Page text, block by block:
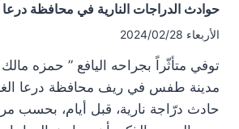
حوادث الدراجات النارية في محافظة درعا
الأربعاء 2024/02/28
توفي متأثّراً بجراحه اليافع ” حمزه
مدينة طفس في ريف محافظة درعا